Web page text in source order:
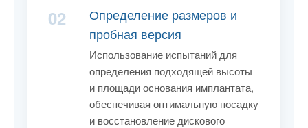
02
Определение размеров и
пробная версия
Использование испытаний для
определения подходящей высоты
и площади основания имплантата,
обеспечивая оптимальную посадку
и восстановление дискового